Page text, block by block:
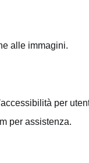
alle immagini.
per
per assistenza.